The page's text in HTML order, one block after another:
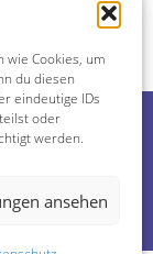
Cookies, um
du diesen
eindeutige IDs
oder
werden.
ansehen